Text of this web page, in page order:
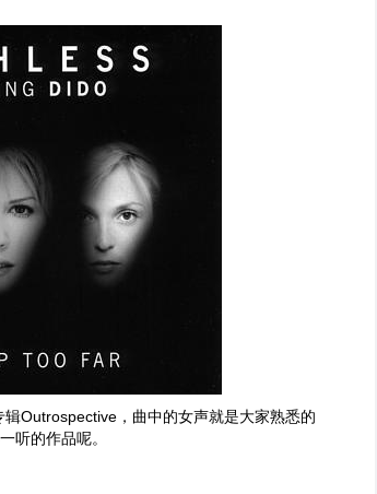
Outrospective，曲中的女声就是大家熟悉的
听的作品呢。